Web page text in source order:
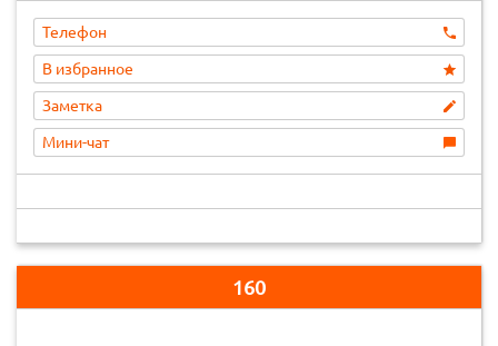
Телефон
В избранное
Заметка
Мини-чат
160